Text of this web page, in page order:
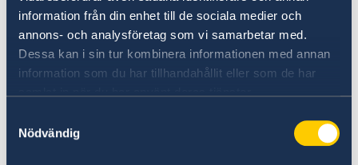
information från din enhet till de sociala medier och
annons- och analysföretag som vi samarbetar med.
Dessa kan i sin tur kombinera informationen med annan
information som du har tillhandahållit eller som de har
Nödvändig
krishantering och säkerhetssamarbeten.
– Vi ska fortsätta främja grundvärden i svensk
rättigheter och jämställdhet, och vara en stark
röst för rustningskontroll, nedrustning och